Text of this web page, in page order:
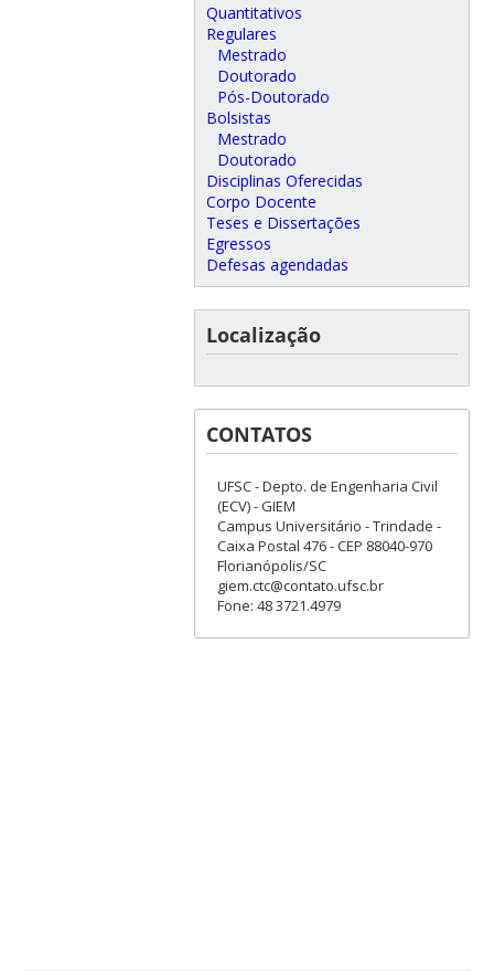
Quantitativos
Regulares
Mestrado
Doutorado
Pós-Doutorado
Bolsistas
Mestrado
Doutorado
Disciplinas Oferecidas
Corpo Docente
Teses e Dissertações
Egressos
Defesas agendadas
Localização
CONTATOS
UFSC - Depto. de Engenharia Civil
(ECV) - GIEM
Campus Universitário - Trindade -
Caixa Postal 476 - CEP 88040-970
Florianópolis/SC
giem.ctc@contato.ufsc.br
Fone: 48 3721.4979